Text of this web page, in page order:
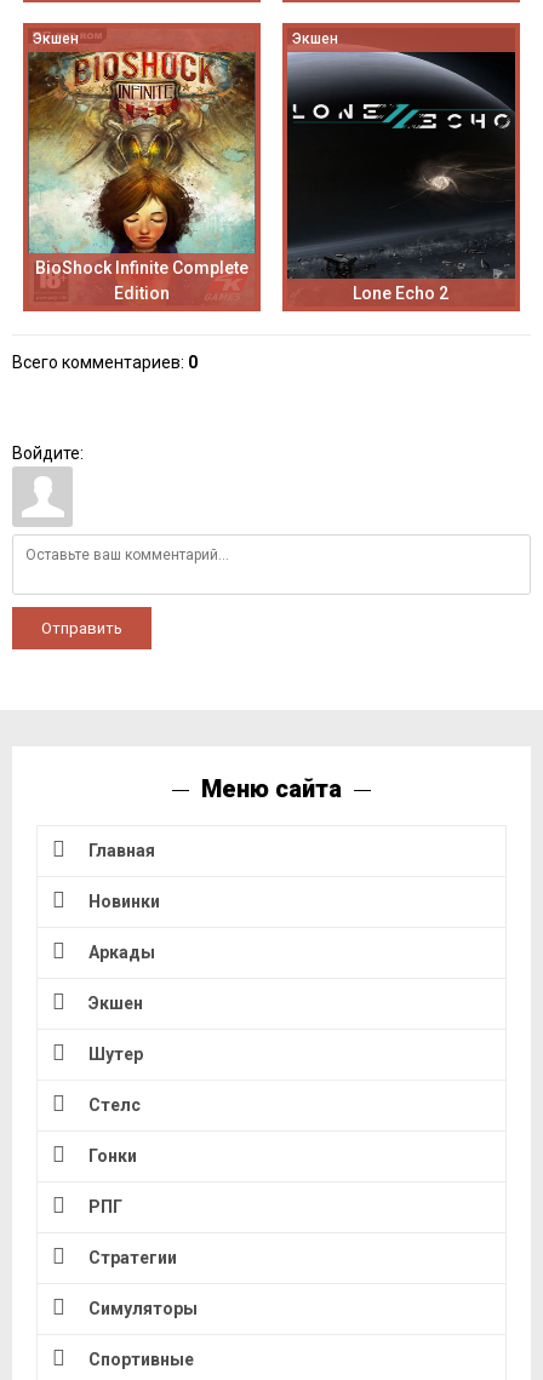
Экшен
BioShock Infinite Complete
Edition
Экшен
Lone Echo 2
Всего комментариев: 0
Войдите:
Отправить
Меню сайта
Главная
Новинки
Аркады
Экшен
Шутер
Стелс
Гонки
РПГ
Стратегии
Симуляторы
Спортивные